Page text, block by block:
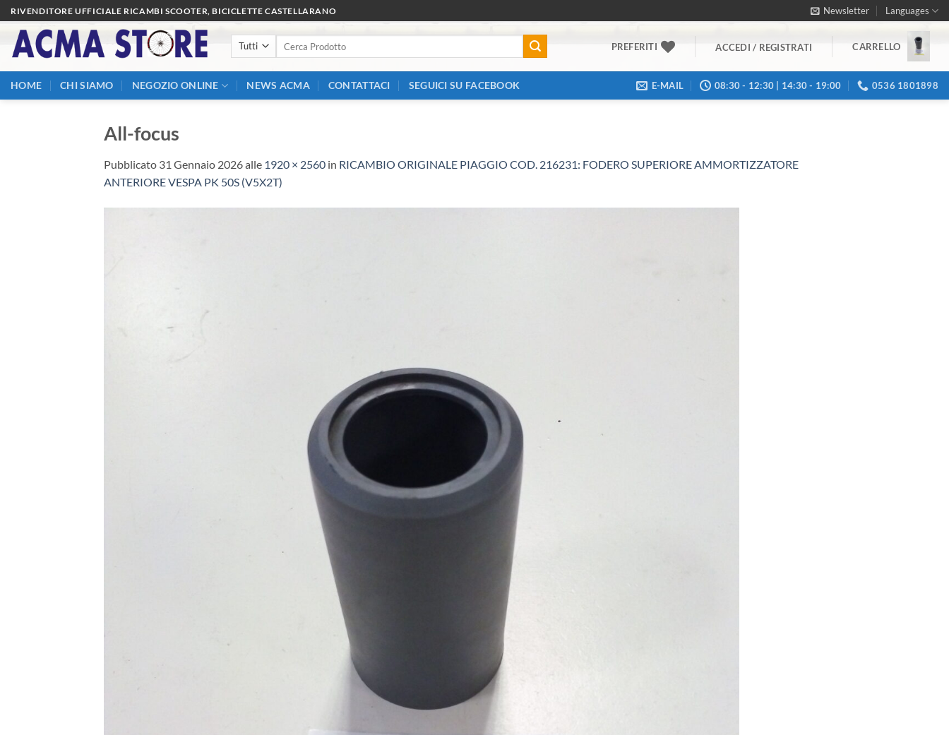
Salta
ai
contenuti
RIVENDITORE UFFICIALE RICAMBI SCOOTER, BICICLETTE CASTELLARANO Newsletter Languages
PREFERITI ACCEDI / REGISTRATI CARRELLO
HOME CHI SIAMO NEGOZIO ONLINE NEWS ACMA CONTATTACI SEGUICI SU FACEBOOK E-MAIL 08:30 - 12:30 | 14:30 - 19:00 0536 1801898
All-focus
Pubblicato 31 Gennaio 2026alle 1920 × 2560 in RICAMBIO ORIGINALE PIAGGIO COD. 216231: FODERO SUPERIORE AMMORTIZZATORE
ANTERIORE VESPA PK 50S (V5X2T)